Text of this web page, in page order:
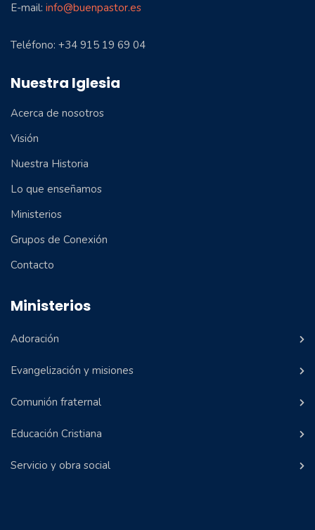
E-mail: info@buenpastor.es
Teléfono: +34 915 19 69 04
Nuestra Iglesia
Acerca de nosotros
Visión
Nuestra Historia
Lo que enseñamos
Ministerios
Grupos de Conexión
Contacto
Ministerios
Adoración
Evangelización y misiones
Comunión fraternal
Educación Cristiana
Servicio y obra social